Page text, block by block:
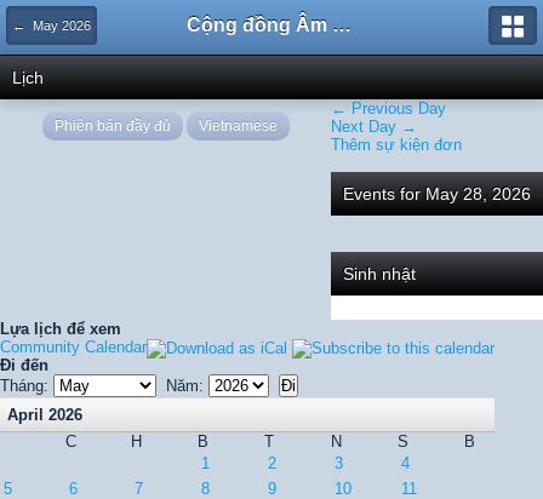
← May 2026 Cộng đồng Âm nhạc Sound Says
Lịch
← Previous Day
Next Day →
Thêm sự kiện đơn
Events for May 28, 2026
Sinh nhật
Lựa lịch để xem
Community Calendar
Đi đến
Tháng:
Năm:
April 2026
C
H B T N S
B
1
2 3
4
5
6 7 8 9 10
11
Phiên bản đầy đủ Vietnamese